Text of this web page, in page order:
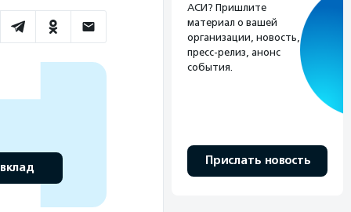
АСИ? Пришлите
материал о вашей
организации, новость,
пресс-релиз, анонс
события.
Прислать новость